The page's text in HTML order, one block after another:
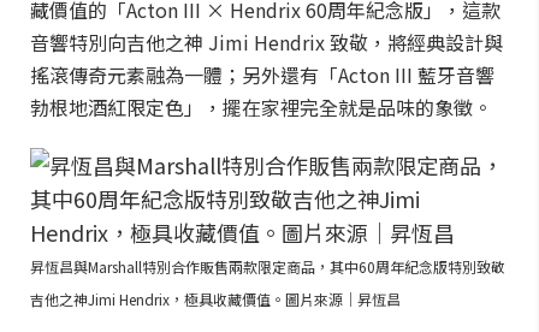
藏價值的「Acton III × Hendrix 60周年紀念版」，這款
音響特別向吉他之神 Jimi Hendrix 致敬，將經典設計與
搖滾傳奇元素融為一體；另外還有「Acton III 藍牙音響
勃根地酒紅限定色」，擺在家裡完全就是品味的象徵。
昇恆昌與Marshall特別合作販售兩款限定商品，其中60周年紀念版特別致敬
吉他之神Jimi Hendrix，極具收藏價值。圖片來源｜昇恆昌